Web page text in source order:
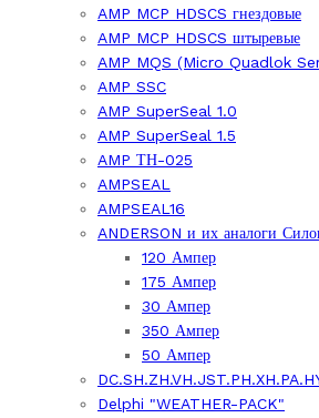
AMP MCP HDSCS гнездовые
AMP MCP HDSCS штыревые
AMP MQS (Micro Quadlok
AMP SSC
AMP SuperSeal 1.0
AMP SuperSeal 1.5
AMP ТН-025
AMPSEAL
AMPSEAL16
ANDERSON и их аналоги
120 Ампер
175 Ампер
30 Ампер
350 Ампер
50 Ампер
Delphi "WEATHER-PACK"